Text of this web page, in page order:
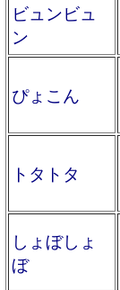
ビュンビュ
ン
ぴょこん
トタトタ
しょぼしょ
ぼ